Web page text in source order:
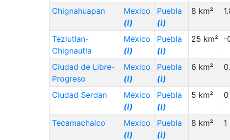
Chignahuapan
Mexico
(i)
Puebla
(i)
8 km²
Teziutlan-
Chignautla
Mexico
(i)
Puebla
(i)
25 km² -
Ciudad de Libre-
Progreso
Mexico
(i)
Puebla
(i)
6 km²
Ciudad Serdan
Mexico
(i)
Puebla
(i)
5 km² 0
Tecamachalco
Mexico
(i)
Puebla
(i)
8 km² 1